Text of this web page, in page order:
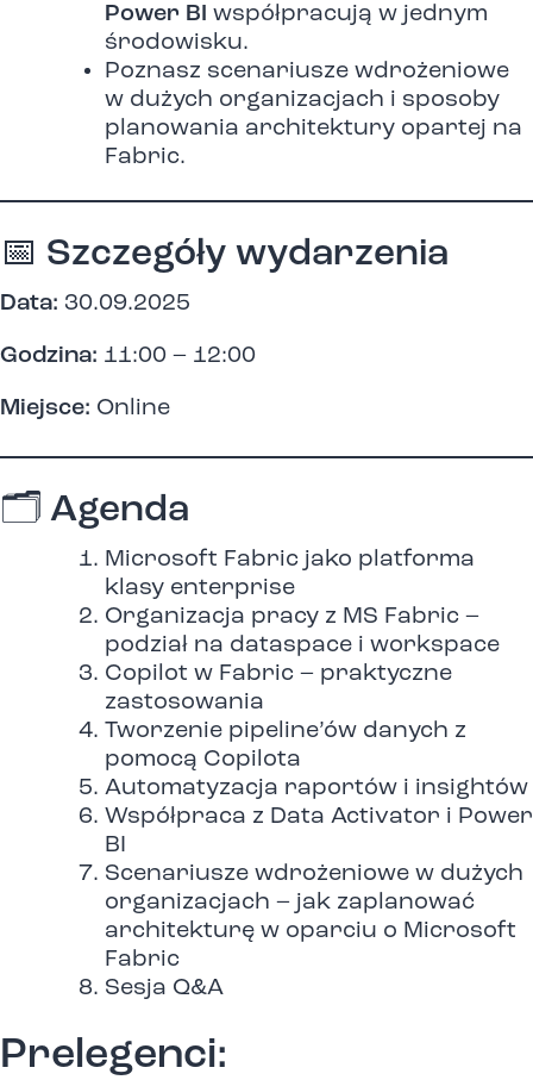
Power BI współpracują w jednym
środowisku.
Poznasz scenariusze wdrożeniowe
w dużych organizacjach i sposoby
planowania architektury opartej na
Fabric.
📅 Szczegóły wydarzenia
Data: 30.09.2025
Godzina: 11:00 – 12:00
Miejsce: Online
🗂 Agenda
Microsoft Fabric jako platforma
klasy enterprise
Organizacja pracy z MS Fabric –
podział na dataspace i workspace
Copilot w Fabric – praktyczne
zastosowania
Tworzenie pipeline’ów danych z
pomocą Copilota
Automatyzacja raportów i insightów
Współpraca z Data Activator i Power
BI
Scenariusze wdrożeniowe w dużych
organizacjach – jak zaplanować
architekturę w oparciu o Microsoft
Fabric
Sesja Q&A
Prelegenci: